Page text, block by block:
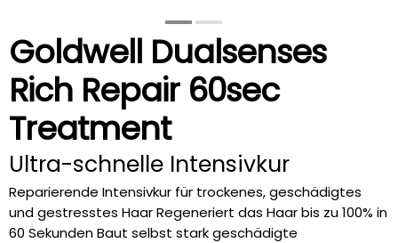
Goldwell Dualsenses
Rich Repair 60sec
Treatment
Ultra-schnelle Intensivkur
Reparierende Intensivkur für trockenes, geschädigtes
und gestresstes Haar Regeneriert das Haar bis zu 100% in
60 Sekunden Baut selbst stark geschädigte